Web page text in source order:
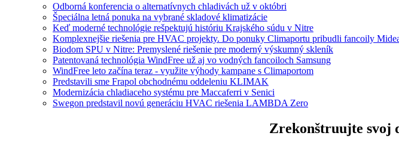
Odborná konferencia o alternatívnych chladivách už v októbri
Špeciálna letná ponuka na vybrané skladové klimatizácie
Keď moderné technológie rešpektujú históriu Krajského súdu v Nitre
Komplexnejšie riešenia pre HVAC projekty. Do ponuky Climaportu pribudli fancoily
Biodom SPU v Nitre: Premyslené riešenie pre moderný výskumný skleník
Patentovaná technológia WindFree už aj vo vodných fancoiloch Samsung
WindFree leto začína teraz - využite výhody kampane s Climaportom
Predstavili sme Frapol obchodnému oddeleniu KLIMAK
Modernizácia chladiaceho systému pre Maccaferri v Senici
Swegon predstavil novú generáciu HVAC riešenia LAMBDA Zero
Zrekonštruujte svoj